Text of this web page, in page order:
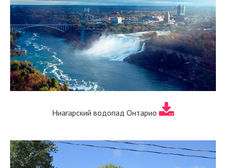
Ниагарский водопад Онтарио